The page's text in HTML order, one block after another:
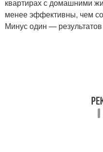
квартирах с домашними
менее эффективны, чем
Минус один —